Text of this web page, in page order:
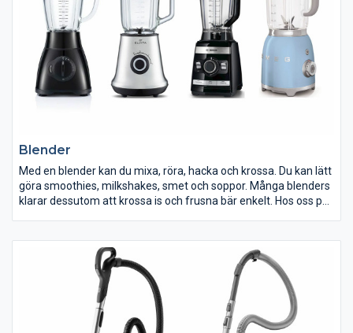
Blender
Med en blender kan du mixa, röra, hacka och krossa. Du kan lätt
göra smoothies, milkshakes, smet och soppor. Många blenders
klarar dessutom att krossa is och frusna bär enkelt. Hos oss på